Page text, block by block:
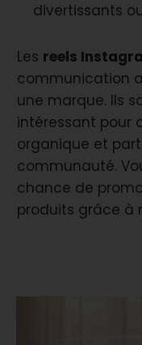
divertissants
Les reels
communication
une marque. Ils
intéressant pour
organique et
communauté.
chance de
produits grâce à